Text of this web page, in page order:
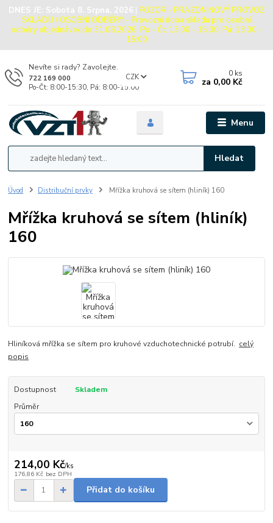
DNES JE: Sobota 8. Srpna, 2026 | POZOR - PRÁZDNINOVÝ PROVOZ
SKLADU / OSOBNÍ ODBĚRY - Provozní doba skladu pro osobní
odběry objednávek do 31.08.2026: Po - Čt: 13:00 - 15:30, Pá: 13:00 -
15:00
Menu
CZK
Hledat
Nevíte si rady? Zavolejte.
722 169 000
Po-Čt: 8:00-15:30, Pá: 8:00-15:00
0 ks
za 0,00 Kč
Úvod Distribuční prvky Mřížka kruhová se sítem (hliník) 160
Mřížka kruhová se sítem (hliník)
160
Hliníková mřížka se sítem pro kruhové vzduchotechnické potrubí. celý
popis
Dostupnost
Skladem
Průměr
214,00 Kč/ks
176,86 Kč bez DPH
Přidat do košíku